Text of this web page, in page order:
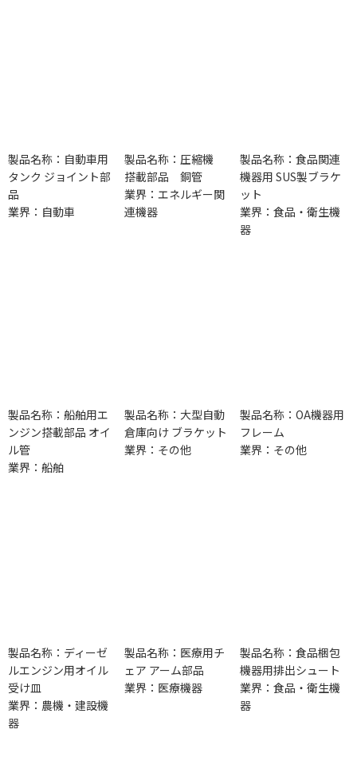
製品名称：自動車用
タンク ジョイント部
品
業界：自動車
製品名称：圧縮機
搭載部品 銅管
業界：エネルギー関
連機器
製品名称：食品関連
機器用 SUS製ブラケ
ット
業界：食品・衛生機
器
製品名称：船舶用エ
ンジン搭載部品 オイ
ル管
業界：船舶
製品名称：大型自動
倉庫向け ブラケット
業界：その他
製品名称：OA機器用
フレーム
業界：その他
製品名称：ディーゼ
ルエンジン用オイル
受け皿
業界：農機・建設機
器
製品名称：医療用チ
ェア アーム部品
業界：医療機器
製品名称：食品梱包
機器用排出シュート
業界：食品・衛生機
器